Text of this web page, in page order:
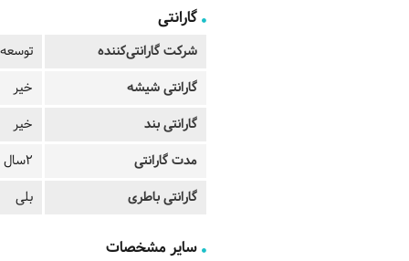
گارانتی
شرکت گارانتی‌کننده
گارانتی شیشه
خیر
گارانتی بند
خیر
مدت گارانتی
2سال
گارانتی باطری
بلی
سایر مشخصات